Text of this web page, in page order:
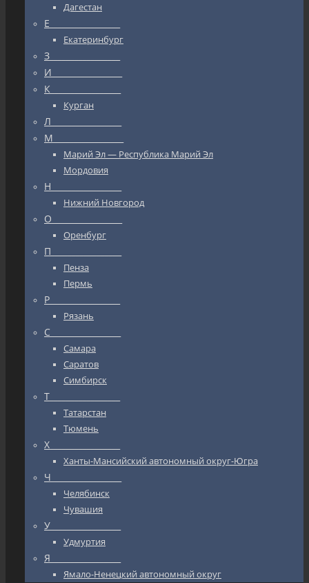
Дагестан
Е_________________
Екатеринбург
З_________________
И_________________
К_________________
Курган
Л_________________
М_________________
Марий Эл — Республика Марий Эл
Мордовия
Н_________________
Нижний Новгород
О_________________
Оренбург
П_________________
Пенза
Пермь
Р_________________
Рязань
С_________________
Самара
Саратов
Симбирск
Т_________________
Татарстан
Тюмень
Х_________________
Ханты-Мансийский автономный округ-Югра
Ч_________________
Челябинск
Чувашия
У_________________
Удмуртия
Я_________________
Ямало-Ненецкий автономный округ